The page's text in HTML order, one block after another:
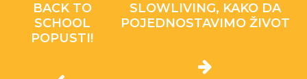
BACK TO
SCHOOL
POPUSTI!
SLOWLIVING, KAKO DA
POJEDNOSTAVIMO ŽIVOT